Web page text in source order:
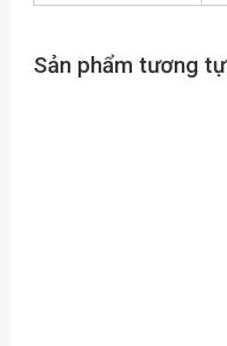
Sản phẩm tương tự